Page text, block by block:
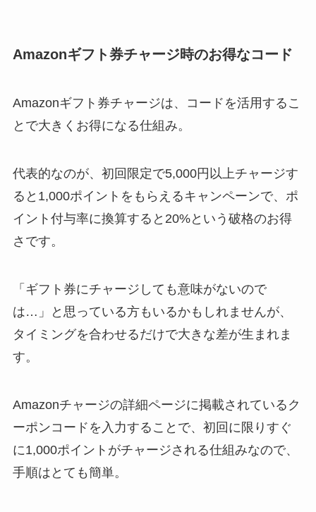
Amazonギフト券チャージ時のお得なコード
Amazonギフト券チャージは、コードを活用するこ
とで大きくお得になる仕組み。
代表的なのが、初回限定で5,000円以上チャージす
ると1,000ポイントをもらえるキャンペーンで、ポ
イント付与率に換算すると20%という破格のお得
さです。
「ギフト券にチャージしても意味がないので
は…」と思っている方もいるかもしれませんが、
タイミングを合わせるだけで大きな差が生まれま
す。
Amazonチャージの詳細ページに掲載されているク
ーポンコードを入力することで、初回に限りすぐ
に1,000ポイントがチャージされる仕組みなので、
手順はとても簡単。